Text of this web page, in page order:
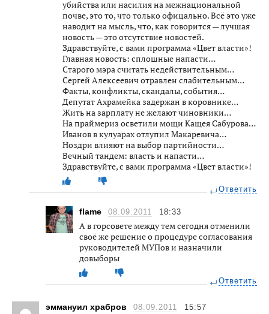
убийства или насилия на межнациональной
почве, это то, что только офицально. Всё это уже
наводит на мысль, что, как говорится — лучшая
новость — это отсутствие новостей.
Здравствуйте, с вами программа «Цвет власти»!
Главная новость: сплошные напасти…
Старого мэра считать недействительным…
Сергей Алексеевич отравлен слабительным…
Факты, конфликты, скандалы, события…
Депутат Ахрамейка задержан в коровнике…
Жить на зарплату не желают чиновники…
На праймериз осветили мощи Кащея Сабурова…
Иванов в кулуарах отлупил Макаревича…
Ноздри влияют на выбор партийности…
Вечный тандем: власть и напасти…
Здравствуйте, с вами программа «Цвет власти»!
Ответить
flame 08.09.2011 18:33
А в горсовете между тем сегодня отменили
своё же решение о процедуре согласования
руководителей МУПов и назначили
довыборы
Ответить
эммануил храбров 08.09.2011 15:57